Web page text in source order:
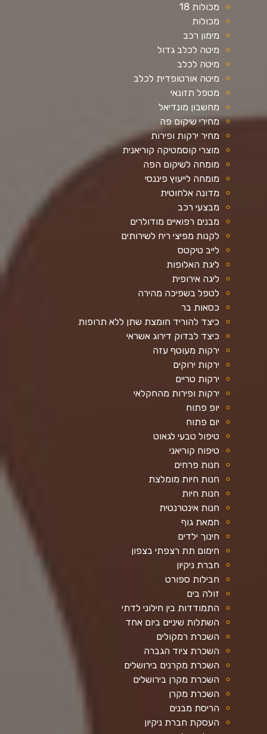
מכולות 18
מכולות
מימון רכב
מיטה לכלב גדול
מיטה לכלב
מיטה אורטופדית לכלב
מטפל תזונאי
מחשבון מונדיאל
מחירי שיקום פה
מחיר ירקות ופירות
מוצרי קוסמטיקה קוריאנית
מומחה לשיקום הפה
מומחה לייעוץ פיננסי
מדונה אלחוטית
מבצעי רכב
מבנים רפואיים מודולרים
לקנות מפיצי ריח לשירותים
לייב טיקטס
ליגת האלופות
ליגה אירופית
לטפל בשפיכה מהירה
כסאות בר
כיצד להוריד חומצת שתן ללא תרופות
כיצד לבדוק דירוג אשראי
ירקות מעוטף עזה
ירקות ירוקים
ירקות טריים
ירקות ופירות מהחקלאי
יופ פתוח
יום פתוח
טיפול טבעי לגאוט
טיפוח קוריאני
חנות פרחים
חנות חיות מומלצת
חנות חיות
חנות אינטרנטית
חמאת גוף
חינוך ילדים
חימום תת רצפתי בצפון
חברת ניקיון
חבילות ספורט
זולה בים
התמודדות בין חילוני לדתי
השתלות שיניים ביום אחד
השכרת רמקולים
השכרת ציוד הגברה
השכרת מקרנים בירושלים
השכרת מקרן בירושלים
השכרת מקרן
הריסת מבנים
העסקת חברת ניקיון